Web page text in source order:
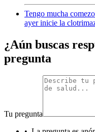
Tengo mucha
ayer inicie la
¿Aún buscas
pregunta
Tu pregunta